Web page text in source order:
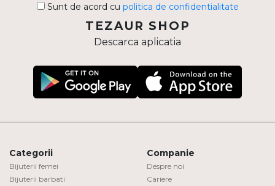
Sunt de acord cu politica de confidentialitate
TEZAUR SHOP
Descarca aplicatia
Categorii
Bijuterii femei
Bijuterii barbati
Companie
Despre noi
Cariere